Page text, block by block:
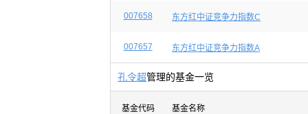
007658 东方红中证竞争力指数C
007657 东方红中证竞争力指数A
孔令超管理的基金一览
基金代码 基金名称